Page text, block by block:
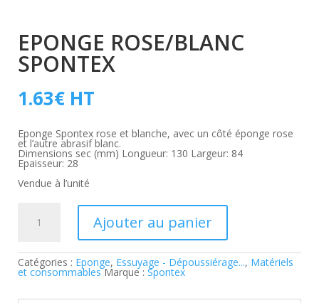
EPONGE ROSE/BLANC
SPONTEX
1.63€ HT
Eponge Spontex rose et blanche, avec un côté éponge rose
et l’autre abrasif blanc.
Dimensions sec (mm) Longueur: 130 Largeur: 84
Epaisseur: 28
Vendue à l’unité
Eponge Ajouter au panier
Catégories : Eponge, Essuyage - Dépoussiérage..., Matériels
et consommables Marque : Spontex